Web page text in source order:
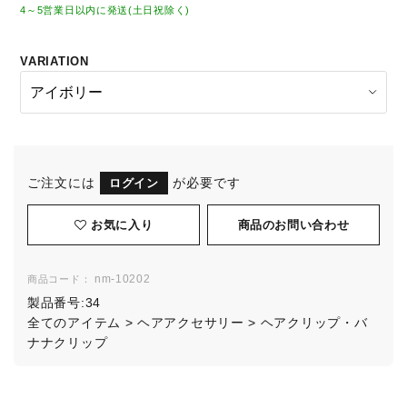
4～5営業日以内に発送(土日祝除く)
VARIATION
ご注文には ログイン が必要です
お気に入り
商品コード： nm-10202
製品番号:34
全てのアイテム >ヘアアクセサリー > ヘアクリップ・バ
ナナクリップ